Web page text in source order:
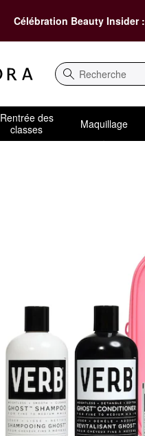
Célébration Beauty Insider :
Recherche
Rentrée des
classes
Maquillage